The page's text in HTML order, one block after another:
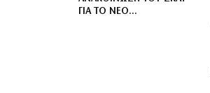
ΓΙΑ ΤΟ ΝΈΟ